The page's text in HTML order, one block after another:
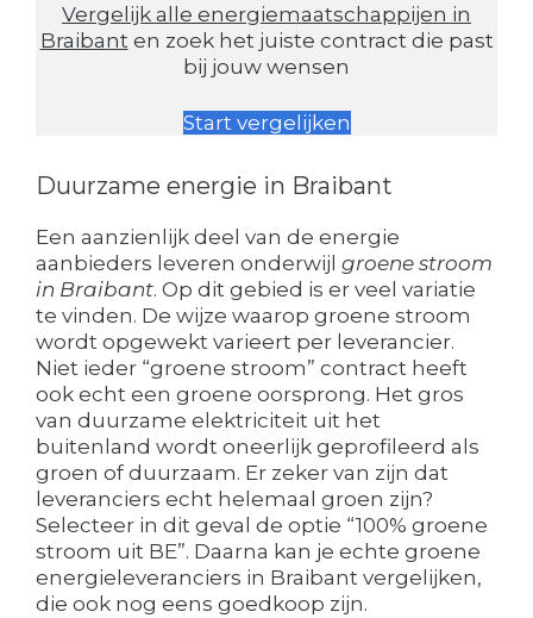
Vergelijk alle energiemaatschappijen in
Braibant en zoek het juiste contract die past
bij jouw wensen
Start vergelijken
Duurzame energie in Braibant
Een aanzienlijk deel van de energie
aanbieders leveren onderwijl groene stroom
in Braibant. Op dit gebied is er veel variatie
te vinden. De wijze waarop groene stroom
wordt opgewekt varieert per leverancier.
Niet ieder “groene stroom” contract heeft
ook echt een groene oorsprong. Het gros
van duurzame elektriciteit uit het
buitenland wordt oneerlijk geprofileerd als
groen of duurzaam. Er zeker van zijn dat
leveranciers echt helemaal groen zijn?
Selecteer in dit geval de optie “100% groene
stroom uit BE”. Daarna kan je echte groene
energieleveranciers in Braibant vergelijken,
die ook nog eens goedkoop zijn.